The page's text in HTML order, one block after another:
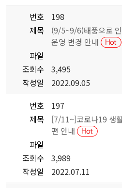
번호
198
제목
(9/5~9/6)태풍으로
운영 변경 안내
파일
조회수
3,495
작성일
2022.09.05
번호
197
제목
[7/11~]코로나19 생
편 안내
파일
조회수
3,989
작성일
2022.07.11